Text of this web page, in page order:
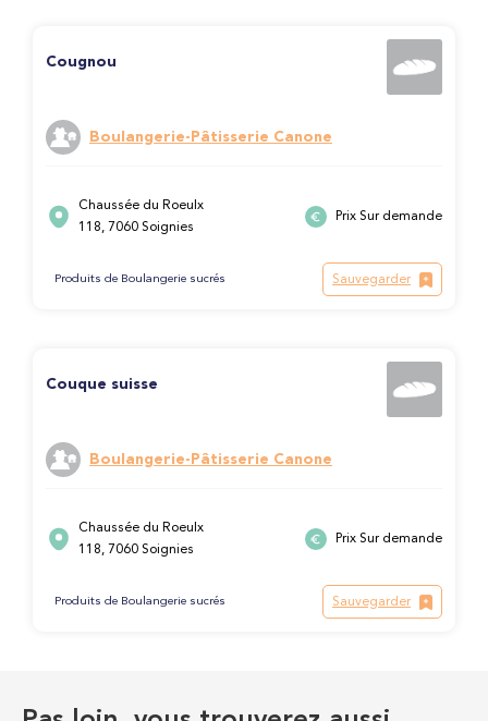
Cougnou
Boulangerie-Pâtisserie Canone
Chaussée du Roeulx
118, 7060 Soignies
Prix Sur demande
Produits de Boulangerie sucrés Sauvegarder
Couque suisse
Boulangerie-Pâtisserie Canone
Chaussée du Roeulx
118, 7060 Soignies
Prix Sur demande
Produits de Boulangerie sucrés Sauvegarder